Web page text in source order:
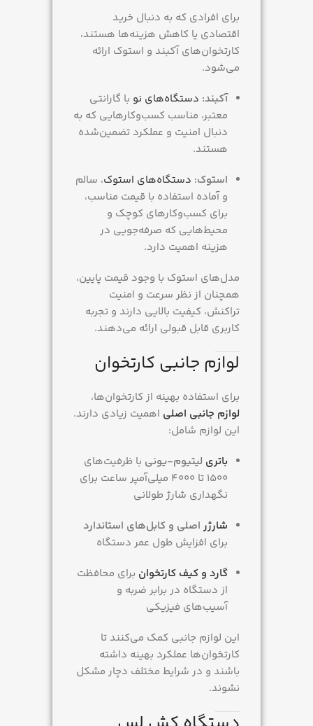
برای افرادی که به دنبال خرید
اقتصادی یا کاهش هزینه‌ها هستند،
کارتخوان‌های آکبند و استوک ارائه
می‌شود.
آکبند: دستگاه‌های نو با گارانتی
معتبر، مناسب کسب‌وکارهایی که به
دنبال امنیت و عملکرد تضمین‌شده
هستند.
استوک: دستگاه‌های استوک، سالم
و آماده استفاده با قیمت مناسب،
برای کسب‌وکارهای کوچک و
محیط‌هایی که صرفه‌جویی در
هزینه اهمیت دارد.
مدل‌های استوک با وجود قیمت پایین،
همچنان از نظر سرعت و امنیت
تراکنش، کیفیت بالایی دارند و تجربه
کاربری قابل قبولی ارائه می‌دهند.
لوازم جانبی کارتخوان
برای استفاده بهینه از کارتخوان‌ها،
لوازم جانبی اصلی اهمیت زیادی دارند.
این لوازم شامل:
باتری لیتیوم-یونی با ظرفیت‌های
۱۵۰۰ تا ۴۰۰۰ میلی‌آمپر ساعت برای
نگهداری شارژ طولانی
شارژر اصلی و کابل‌های استاندارد
برای افزایش طول عمر دستگاه
گارد و کیف کارتخوان برای محافظت
از دستگاه در برابر ضربه و
آسیب‌های فیزیکی
این لوازم جانبی کمک می‌کنند تا
کارتخوان‌ها عملکرد بهینه داشته
باشند و در شرایط مختلف دچار مشکل
نشوند.